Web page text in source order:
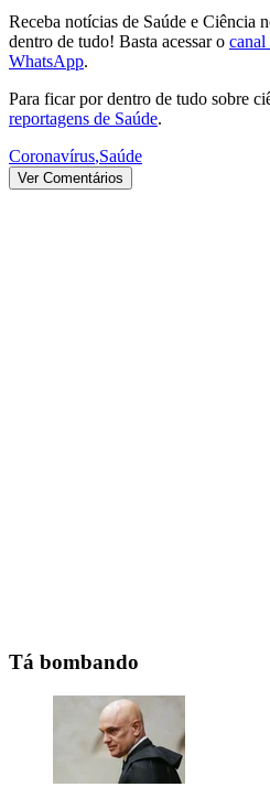
Receba notícias de Saúde e Ciência
dentro de tudo! Basta acessar o
WhatsApp.
Para ficar por dentro de tudo sobre
reportagens de Saúde.
Coronavírus,Saúde
Ver Comentários
Tá bombando